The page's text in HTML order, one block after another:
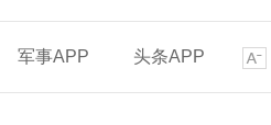
军事APP 头条APP